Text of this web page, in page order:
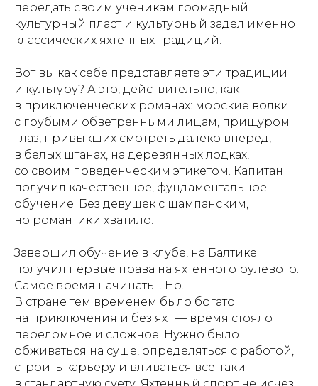
передать своим ученикам громадный
культурный пласт и культурный задел именно
классических яхтенных традиций.
Вот вы как себе представляете эти традиции
и культуру? А это, действительно, как
в приключенческих романах: морские волки
с грубыми обветренными лицам, прищуром
глаз, привыкших смотреть далеко вперёд,
в белых штанах, на деревянных лодках,
со своим поведенческим этикетом. Капитан
получил качественное, фундаментальное
обучение. Без девушек с шампанским,
но романтики хватило.
Завершил обучение в клубе, на Балтике
получил первые права на яхтенного рулевого.
Самое время начинать… Но.
В стране тем временем было богато
на приключения и без яхт — время стояло
переломное и сложное. Нужно было
обживаться на суше, определяться с работой,
строить карьеру и вливаться всё-таки